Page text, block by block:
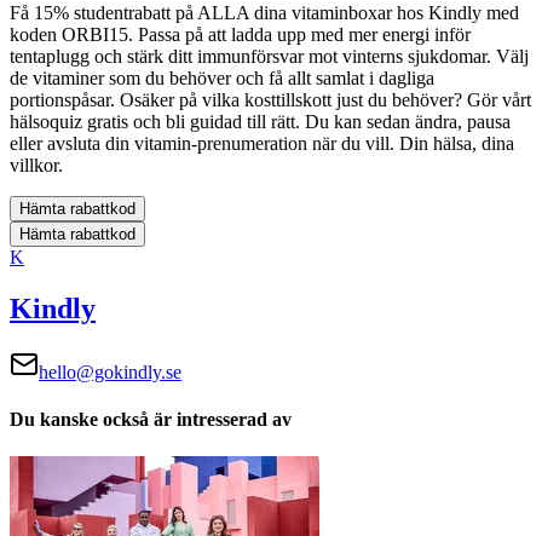
Få 15% studentrabatt på ALLA dina vitaminboxar hos Kindly med
koden ORBI15. Passa på att ladda upp med mer energi inför
tentaplugg och stärk ditt immunförsvar mot vinterns sjukdomar. Välj
de vitaminer som du behöver och få allt samlat i dagliga
portionspåsar. Osäker på vilka kosttillskott just du behöver? Gör vårt
hälsoquiz gratis och bli guidad till rätt. Du kan sedan ändra, pausa
eller avsluta din vitamin-prenumeration när du vill. Din hälsa, dina
villkor.
Hämta rabattkod
Hämta rabattkod
K
Kindly
hello@gokindly.se
Du kanske också är intresserad av